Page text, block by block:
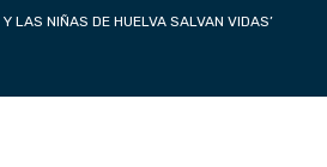
Y LAS NIÑAS DE HUELVA SALVAN VIDAS’